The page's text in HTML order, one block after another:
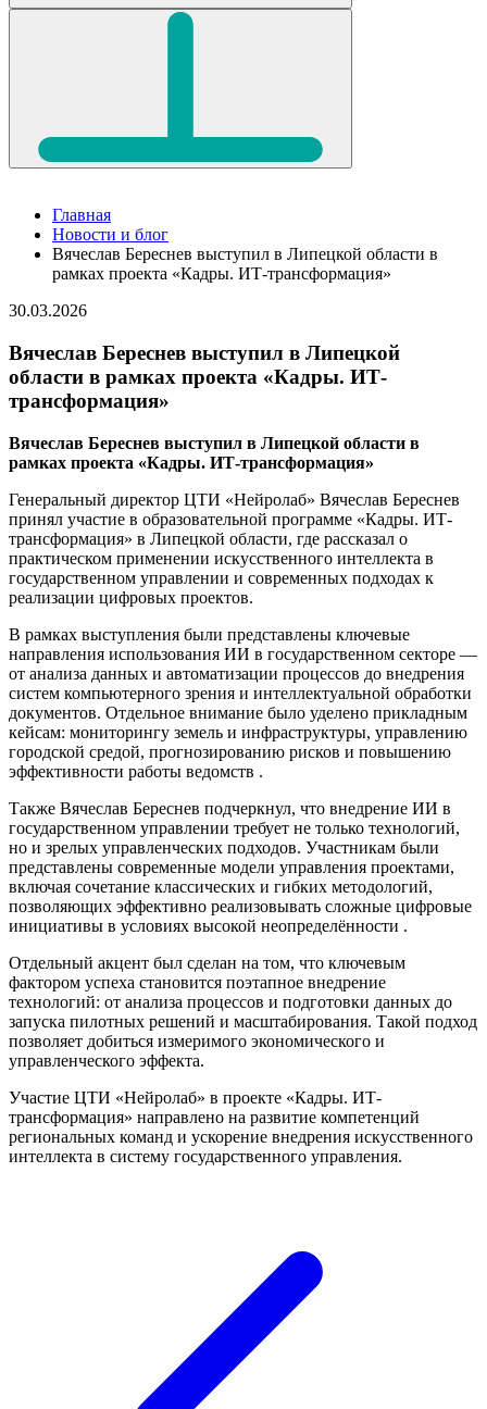
Главная
Новости и блог
Вячеслав Береснев выступил в Липецкой области в
рамках проекта «Кадры. ИТ-трансформация»
30.03.2026
Вячеслав Береснев выступил в Липецкой
области в рамках проекта «Кадры. ИТ-
трансформация»
Вячеслав Береснев выступил в Липецкой области в
рамках проекта «Кадры. ИТ-трансформация»
Генеральный директор ЦТИ «Нейролаб» Вячеслав Береснев
принял участие в образовательной программе «Кадры. ИТ-
трансформация» в Липецкой области, где рассказал о
практическом применении искусственного интеллекта в
государственном управлении и современных подходах к
реализации цифровых проектов.
В рамках выступления были представлены ключевые
направления использования ИИ в государственном секторе —
от анализа данных и автоматизации процессов до внедрения
систем компьютерного зрения и интеллектуальной обработки
документов. Отдельное внимание было уделено прикладным
кейсам: мониторингу земель и инфраструктуры, управлению
городской средой, прогнозированию рисков и повышению
эффективности работы ведомств .
Также Вячеслав Береснев подчеркнул, что внедрение ИИ в
государственном управлении требует не только технологий,
но и зрелых управленческих подходов. Участникам были
представлены современные модели управления проектами,
включая сочетание классических и гибких методологий,
позволяющих эффективно реализовывать сложные цифровые
инициативы в условиях высокой неопределённости .
Отдельный акцент был сделан на том, что ключевым
фактором успеха становится поэтапное внедрение
технологий: от анализа процессов и подготовки данных до
запуска пилотных решений и масштабирования. Такой подход
позволяет добиться измеримого экономического и
управленческого эффекта.
Участие ЦТИ «Нейролаб» в проекте «Кадры. ИТ-
трансформация» направлено на развитие компетенций
региональных команд и ускорение внедрения искусственного
интеллекта в систему государственного управления.